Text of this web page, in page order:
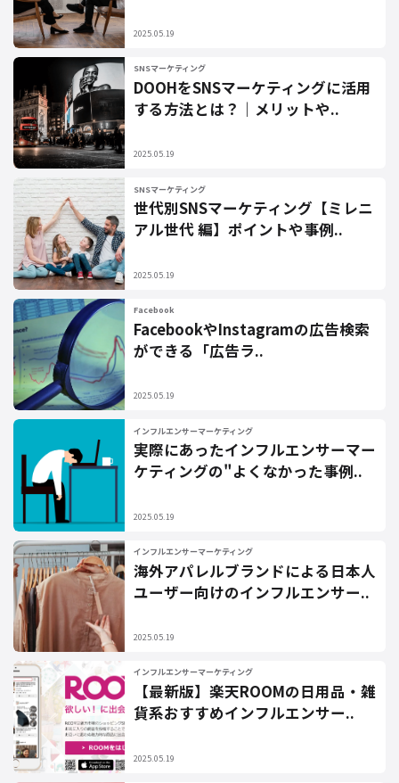
2025.05.19
SNSマーケティング
DOOHをSNSマーケティングに活用
する方法とは？｜メリットや..
2025.05.19
SNSマーケティング
世代別SNSマーケティング【ミレニ
アル世代 編】ポイントや事例..
2025.05.19
Facebook
FacebookやInstagramの広告検索
ができる「広告ラ..
2025.05.19
インフルエンサーマーケティング
実際にあったインフルエンサーマー
ケティングの"よくなかった事例..
2025.05.19
インフルエンサーマーケティング
海外アパレルブランドによる日本人
ユーザー向けのインフルエンサー..
2025.05.19
インフルエンサーマーケティング
【最新版】楽天ROOMの日用品・雑
貨系おすすめインフルエンサー..
2025.05.19